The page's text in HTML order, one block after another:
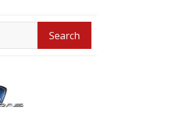
Search